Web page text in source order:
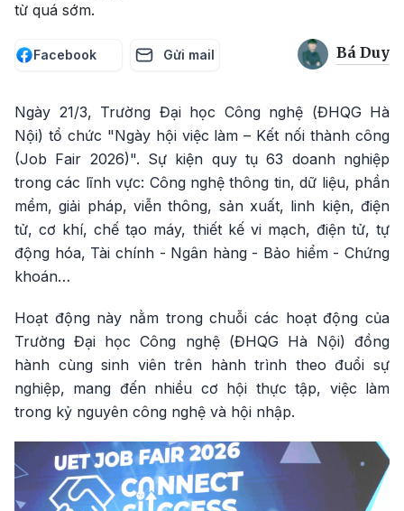
từ quá sớm.
Facebook Gửi mail Bá Duy
Ngày 21/3, Trường Đại học Công nghệ (ĐHQG Hà
Nội) tổ chức "Ngày hội việc làm – Kết nối thành công
(Job Fair 2026)". Sự kiện quy tụ 63 doanh nghiệp
trong các lĩnh vực: Công nghệ thông tin, dữ liệu, phần
mềm, giải pháp, viễn thông, sản xuất, linh kiện, điện
tử, cơ khí, chế tạo máy, thiết kế vi mạch, điện tử, tự
động hóa, Tài chính - Ngân hàng - Bảo hiểm - Chứng
khoán…
Hoạt động này nằm trong chuỗi các hoạt động của
Trường Đại học Công nghệ (ĐHQG Hà Nội) đồng
hành cùng sinh viên trên hành trình theo đuổi sự
nghiệp, mang đến nhiều cơ hội thực tập, việc làm
trong kỷ nguyên công nghệ và hội nhập.